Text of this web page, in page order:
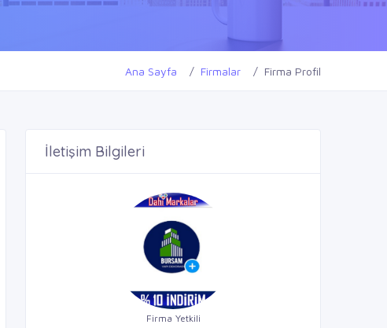
Ana Sayfa Firmalar Firma Profil
İletişim Bilgileri
Firma Yetkili